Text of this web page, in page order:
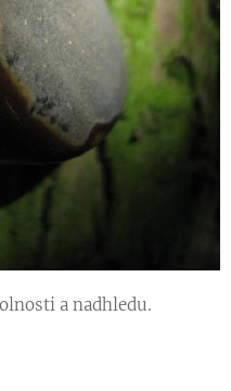
a nadhledu.